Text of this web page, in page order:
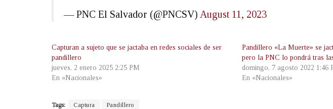
— PNC El Salvador (@PNCSV) August 11, 2023
Capturan a sujeto que se jactaba en redes sociales de ser
pandillero
jueves, 2 enero 2025 2:25 PM
En «Nacionales»
Pandillero «La Muerte» se
pero la PNC lo pondrá tras
domingo, 7 agosto 2022 1:46
En «Nacionales»
Tags: Captura Pandillero